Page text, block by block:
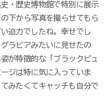
・歴史博物館で特別に展示
下から写真を撮らせてもら
迫力でしたね。幸せでし
ラビアみたいに見せたの
が特徴的な「ブラックビュ
ジは特に気に入っていま
みたくてキャッチも自分で